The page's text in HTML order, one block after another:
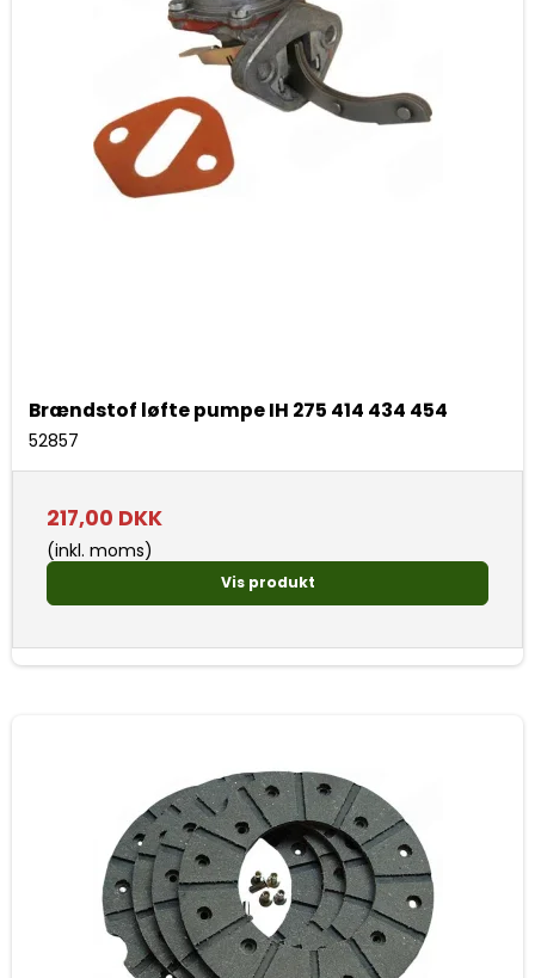
Brændstof løfte pumpe IH 275 414 434 454
52857
217,00 DKK
(inkl. moms)
Vis produkt